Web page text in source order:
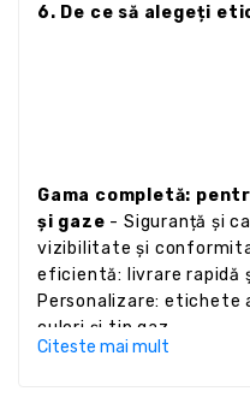
6. De ce să alegeți
Gama completă:
și gaze - Siguranță și
vizibilitate și
eficientă: livrare rapidă
Personalizare: etichete
culori și tip gaz
Citeste mai mult